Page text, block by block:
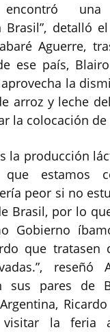
encontró una
Brasil”, detalló
Aguerre,
ese país,
la
arroz y leche
la colocación
la producción
estamos
peor si no
Brasil, por lo
Gobierno
que tratasen
reseñó
sus pares de
la feria